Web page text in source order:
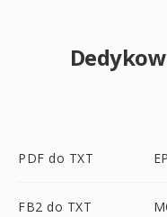
PDF do TXT
FB2 do TXT